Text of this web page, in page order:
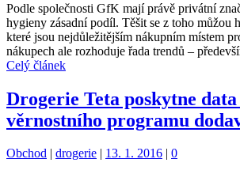
Podle společnosti GfK mají právě privátní
hygieny zásadní podíl. Těšit se z toho můžou
které jsou nejdůležitějším nákupním místem
nákupech ale rozhoduje řada trendů –
Celý článek
Drogerie Teta poskytne data
věrnostního programu
Kategorie:
Obchod | Štítky:
drogerie | 13. 1. 2016 | 0